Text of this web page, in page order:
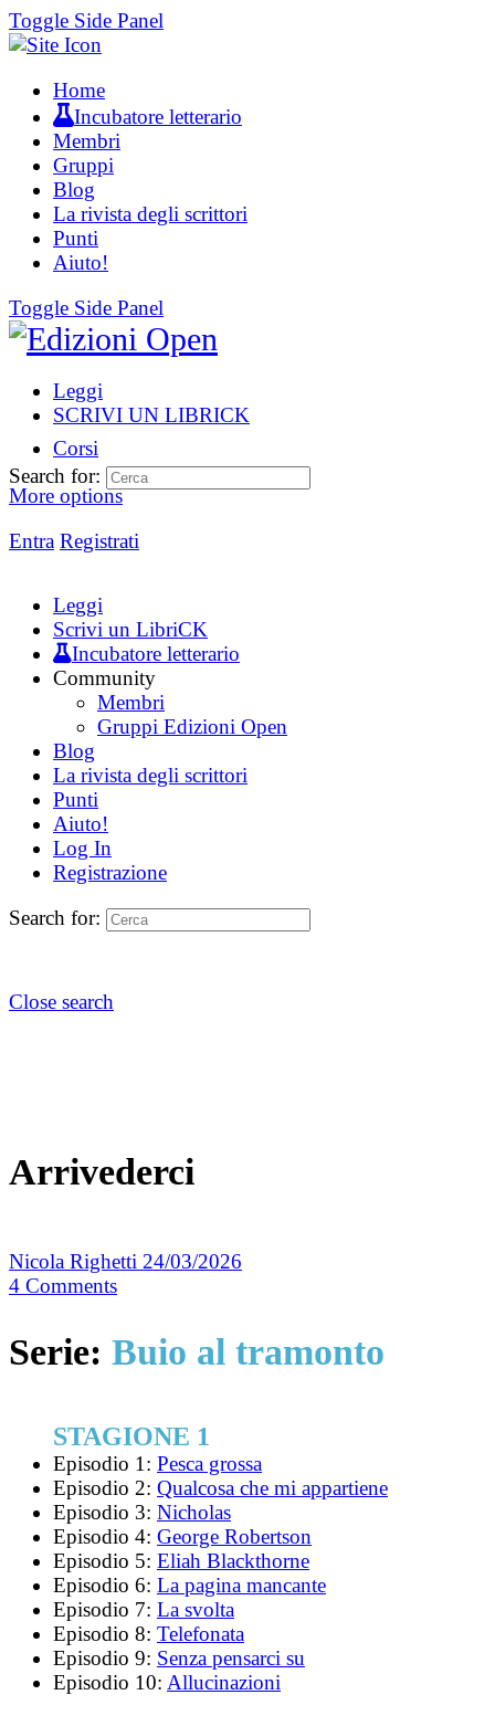
Toggle Side Panel
Home
Incubatore letterario
Membri
Gruppi
Blog
La rivista degli scrittori
Punti
Aiuto!
Toggle Side Panel
Leggi
SCRIVI UN LIBRICK
Corsi
More options
Entra Registrati
Search for:
Leggi
Scrivi un LibriCK
Incubatore letterario
Community
Membri
Gruppi Edizioni Open
Blog
La rivista degli scrittori
Punti
Aiuto!
Log In
Registrazione
Search for:
Close search
Arrivederci
Nicola Righetti 24/03/2026
4 Comments
Serie: Buio al tramonto
STAGIONE 1
Episodio 1: Pesca grossa
Episodio 2: Qualcosa che mi appartiene
Episodio 3: Nicholas
Episodio 4: George Robertson
Episodio 5: Eliah Blackthorne
Episodio 6: La pagina mancante
Episodio 7: La svolta
Episodio 8: Telefonata
Episodio 9: Senza pensarci su
Episodio 10: Allucinazioni